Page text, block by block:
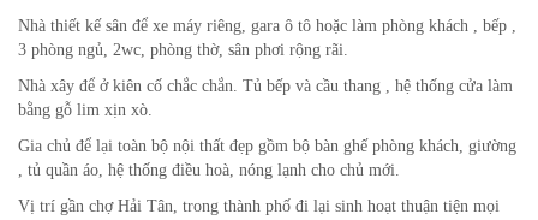
Nhà thiết kế sân để xe máy riêng, gara ô tô hoặc làm phòng khách , bếp ,
3 phòng ngủ, 2wc, phòng thờ, sân phơi rộng rãi.
Nhà xây để ở kiên cố chắc chắn. Tủ bếp và cầu thang , hệ thống cửa làm
bằng gỗ lim xịn xò.
Gia chủ để lại toàn bộ nội thất đẹp gồm bộ bàn ghế phòng khách, giường
, tủ quần áo, hệ thống điều hoà, nóng lạnh cho chủ mới.
Vị trí gần chợ Hải Tân, trong thành phố đi lại sinh hoạt thuận tiện mọi